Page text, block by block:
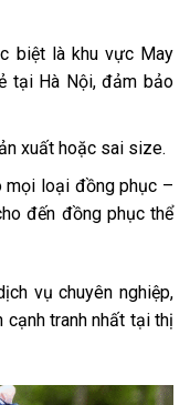
biệt là khu vực May
tại Hà Nội, đảm bảo
xuất hoặc sai size.
mọi loại đồng phục –
đến đồng phục thể
vụ chuyên nghiệp,
cạnh tranh nhất tại thị